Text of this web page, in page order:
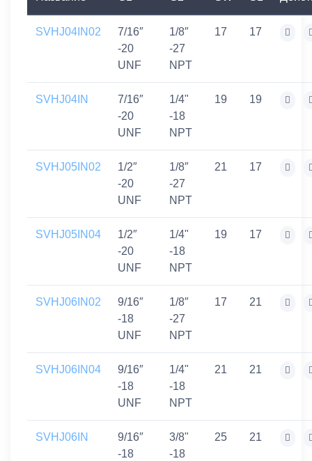
SVHJ04IN02
7/16″
-20
UNF
1/8″
-27
NPT
17 17
SVHJ04IN
7/16″
-20
UNF
1/4"
-18
NPT
19 19
SVHJ05IN02
1/2″
-20
UNF
1/8″
-27
NPT
21 17
SVHJ05IN04
1/2″
-20
UNF
1/4"
-18
NPT
19 17
SVHJ06IN02
9/16″
-18
UNF
1/8″
-27
NPT
17 21
SVHJ06IN04
9/16″
-18
UNF
1/4"
-18
NPT
21 21
SVHJ06IN
9/16″
-18
3/8"
-18
25 21